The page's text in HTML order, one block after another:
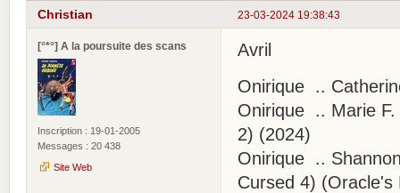
23-03-2024 19:38:43
Christian
[°*°] A la poursuite des scans
Inscription : 19-01-2005
Messages : 20 438
Site Web
Avril
Onirique ..
Onirique .. Marie F.
2) (2024)
Onirique ..
Cursed 4) (Oracle's